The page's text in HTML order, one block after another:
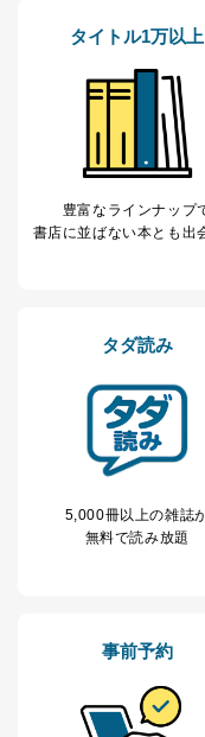
ータ（開示対象個
なお、6、7につ
各SNS運営会社様
ます。
３．個人情報の第
当社は、取得した
本人の同意を得る
場合であって
公衆衛生の向上
に特に必要が
とが困難である
国の機関もしく
た者が法令の
により当該事務
き。
上記２．の利
委託・提供先
委託先：カ
トカード決
タイトル1万以上
豊富なラインナップ
書店に並ばない本とも出
タダ読み
5,000冊以上の雑誌
無料で読み放題
事前予約